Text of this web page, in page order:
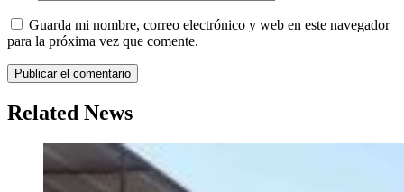
Guarda mi nombre, correo electrónico y web en este navegador
para la próxima vez que comente.
Related News